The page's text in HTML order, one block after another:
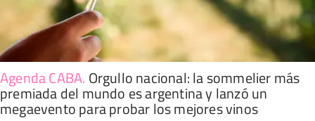
Agenda CABA. Orgullo nacional: la sommelier más
premiada del mundo es argentina y lanzó un
megaevento para probar los mejores vinos